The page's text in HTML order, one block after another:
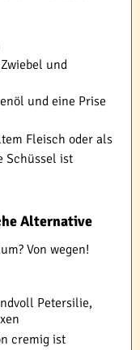
und
und eine Prise
Fleisch oder als
Schüssel ist
Alternative
Von wegen!
Petersilie,
cremig ist